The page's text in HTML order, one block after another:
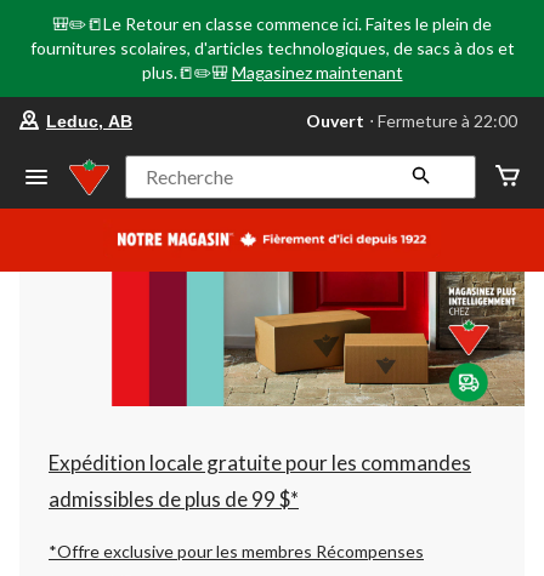
🎒✏️📒Le Retour en classe commence ici. Faites le plein de
fournitures scolaires, d'articles technologiques, de sacs à dos et
plus.📒✏️🎒 Magasinez maintenant
votre
préféré
Leduc,
AB,
courament
Fermeture
à
22:00
cliquer
pour
changer
Leduc, AB Ouvert ⋅ Fermeture à 22:00
Recherche
Expédition locale gratuite pour les commandes
admissibles de plus de 99 $*
*Offre exclusive pour les membres Récompenses